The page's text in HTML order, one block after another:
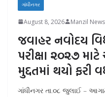
ગાંધીનગર
August 8, 2026 Manzil News
જવાહર નવોદય
પરીક્ષા ૨૦૨૭
મુદ્દતમાં થયો ફરી
ગાંધીનગર તા.૦૮ જુલાઈ –